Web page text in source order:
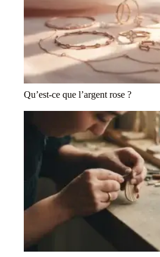
Qu’est-ce que l’argent rose ?